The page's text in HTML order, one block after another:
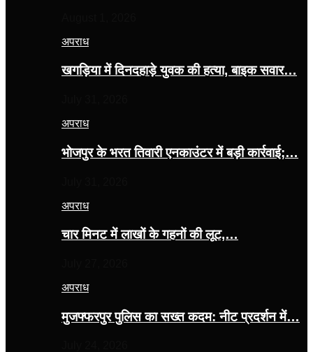
अपराध
खगड़िया में दिनदहाड़े युवक की हत्या, बाइक सवार…
अपराध
भोजपुर के भरत तिवारी एनकाउंटर में बड़ी कार्रवाई;…
अपराध
चार मिनट में लाखों के गहनों की लूट,…
अपराध
मुजफ्फरपुर पुलिस का सख्त कदम: नीट प्रदर्शन में…